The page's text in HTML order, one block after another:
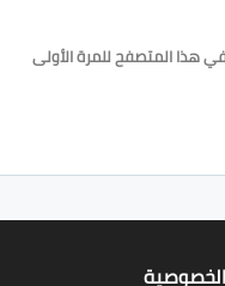
هذا المتصفح للمرة الأولى